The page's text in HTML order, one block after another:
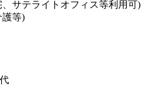
、サテライトオフィス等利用可)
護等)